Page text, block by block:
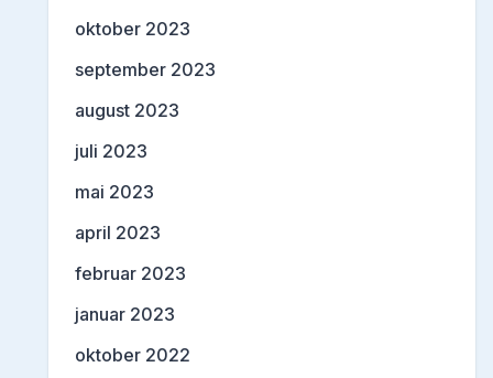
oktober 2023
september 2023
august 2023
juli 2023
mai 2023
april 2023
februar 2023
januar 2023
oktober 2022